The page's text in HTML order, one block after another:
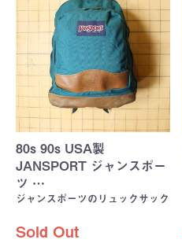
80s 90s USA製
JANSPORT ジャンスポー
ツ …
ジャンスポーツのリュックサック
Sold Out